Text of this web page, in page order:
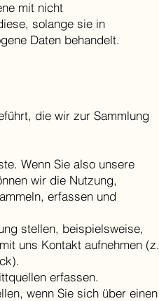
mit nicht
solange sie in
Daten behandelt.
die wir zur Sammlung
Wenn Sie also unsere
wir die Nutzung,
erfassen und
stellen, beispielsweise,
uns Kontakt aufnehmen (z.
erfassen.
wenn Sie sich über einen